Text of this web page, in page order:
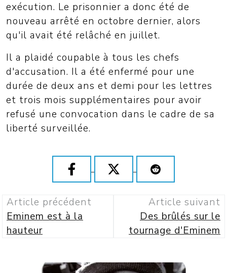
exécution. Le prisonnier a donc été de
nouveau arrêté en octobre dernier, alors
qu'il avait été relâché en juillet.
Il a plaidé coupable à tous les chefs
d'accusation. Il a été enfermé pour une
durée de deux ans et demi pour les lettres
et trois mois supplémentaires pour avoir
refusé une convocation dans le cadre de sa
liberté surveillée.
Article précédent
Eminem est à la
hauteur
Article suivant
Des brûlés sur le
tournage d'Eminem